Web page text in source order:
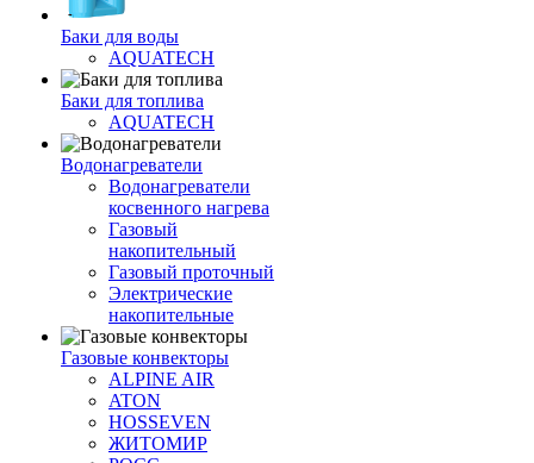
Баки для воды
AQUATECH
Баки для топлива
AQUATECH
Водонагреватели
Водонагреватели
косвенного нагрева
Газовый
накопительный
Газовый проточный
Электрические
накопительные
Газовые конвекторы
ALPINE AIR
ATON
HOSSEVEN
ЖИТОМИР